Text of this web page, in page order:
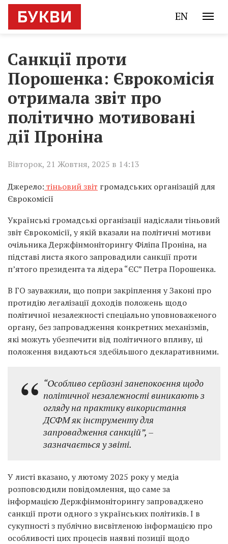
EN
Санкції проти
Порошенка: Єврокомісія
отримала звіт про
політично мотивовані
дії Проніна
Вівторок, 21 Жовтня, 2025 в 14:13
Джерело: тіньовий звіт громадських організацій для
Єврокомісії
Українські громадські організації надіслали тіньовий
звіт Єврокомісії, у якій вказали на політичні мотиви
очільника Держфінмоніторингу Філіпа Проніна, на
підставі листа якого запровадили санкції проти
п’ятого президента та лідера “ЄС” Петра Порошенка.
В ГО зауважили, що попри закріплення у Законі про
протидію легалізації доходів положень щодо
політичної незалежності спеціально уповноваженого
органу, без запровадження конкретних механізмів,
які можуть убезпечити від політичного впливу, ці
положення видаються здебільшого декларативними.
“Особливо серйозні занепокоєння щодо
політичної незалежності виникають з
огляду на практику використання
ДСФМ як інструменту для
запровадження санкцій”, –
зазначається у звіті.
У листі вказано, у лютому 2025 року у медіа
розповсюдили повідомлення, що саме за
інформацією Держфінмоніторингу запроваджено
санкції проти одного з українських політиків. І в
сукупності з публічно висвітленою інформацією про
особливості цих процесів наявні позиції щодо